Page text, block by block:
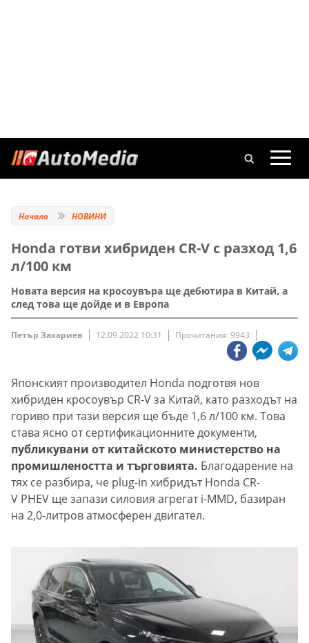
Начало НОВИНИ
Honda готви хибриден CR-V с разход 1,6
л/100 км
Новата версия на кросоувъра ще дебютира в Китай, а
след това ще дойде и в Европа
Петър Захариев 12.09.2022 10:31 Прочитания: 9943
Японският производител Honda подготвя нов
хибриден кросоувър CR-V за Китай, като разходът на
гориво при тази версия ще бъде 1,6 л/100 км. Това
става ясно от сертификационните документи,
публикувани от китайското министерство на
промишлеността и търговията. Благодарение на
тях се разбира, че plug-in хибридът Honda CR-
V PHEV ще запази силовия агрегат i-MMD, базиран
на 2,0-литров атмосферен двигател.